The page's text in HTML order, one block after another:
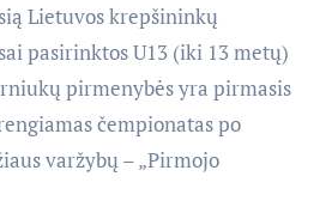
Lietuvos krepšininkų
pasirinktos U13 (iki 13 metų)
pirmenybės yra pirmasis
čempionatas po
varžybų – „Pirmojo